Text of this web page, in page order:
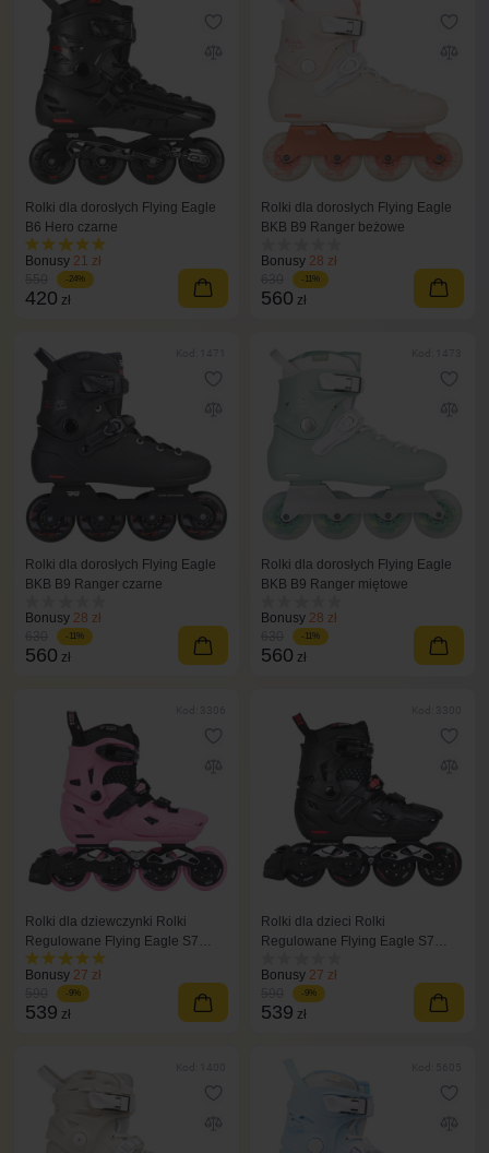
Rolki dla dorosłych Flying Eagle
B6 Hero czarne
Bonusy 21 zł
-24%
420 zł
Rolki dla dorosłych Flying Eagle
BKB B9 Ranger beżowe
Bonusy 28 zł
-11%
560 zł
Rolki dla dorosłych Flying Eagle
BKB B9 Ranger czarne
Bonusy 28 zł
-11%
560 zł
Rolki dla dorosłych Flying Eagle
BKB B9 Ranger miętowe
Bonusy 28 zł
-11%
560 zł
Rolki dla dziewczynki Rolki
Regulowane Flying Eagle S7
Nimbus różowe
Bonusy 27 zł
-9%
539 zł
Rolki dla dzieci Rolki
Regulowane Flying Eagle S7
Bonusy 27 zł
-9%
539 zł